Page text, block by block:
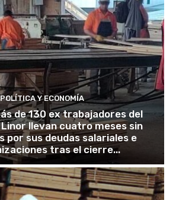
POLÍTICA Y ECONOMÍA
de 130 ex trabajadores del
llevan cuatro meses sin
por sus deudas salariales e
tras el cierre...